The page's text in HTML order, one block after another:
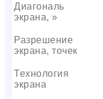
Диагональ
экрана, »
Разрешение
экрана, точек
Технология
экрана